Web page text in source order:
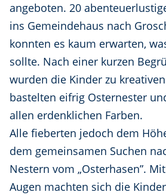
angeboten. 20
ins Gemeindehaus nach
konnten es kaum erwarten,
sollte. Nach einer kurzen
wurden die Kinder zu
bastelten eifrig Osternester
allen erdenklichen Farben.
Alle fieberten jedoch dem
dem gemeinsamen Suchen
Nestern vom „Osterhasen”.
Augen machten sich die